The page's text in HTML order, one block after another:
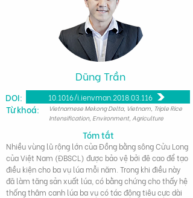
Dũng Trần
10.1016/j.jenvman.2018.03.116
DOI:
Từ khoá:
Vietnamese Mekong Delta, Vietnam, Triple Rice
Intensification, Environment, Agriculture
Tóm tắt
Nhiều vùng lũ rộng lớn của Đồng bằng sông Cửu Long
của Việt Nam (ĐBSCL) được bảo vệ bởi đê cao để tạo
điều kiện cho ba vụ lúa mỗi năm. Trong khi điều này
đã làm tăng sản xuất lúa, có bằng chứng cho thấy hệ
thống thâm canh lúa ba vụ có tác động tiêu cực dài